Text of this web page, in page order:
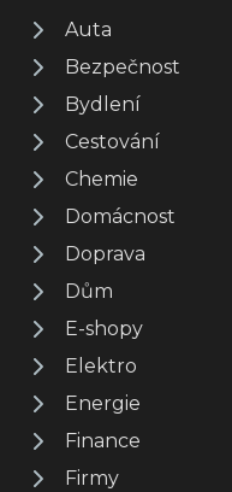
Auta
Bezpečnost
Bydlení
Cestování
Chemie
Domácnost
Doprava
Dům
E-shopy
Elektro
Energie
Finance
Firmy